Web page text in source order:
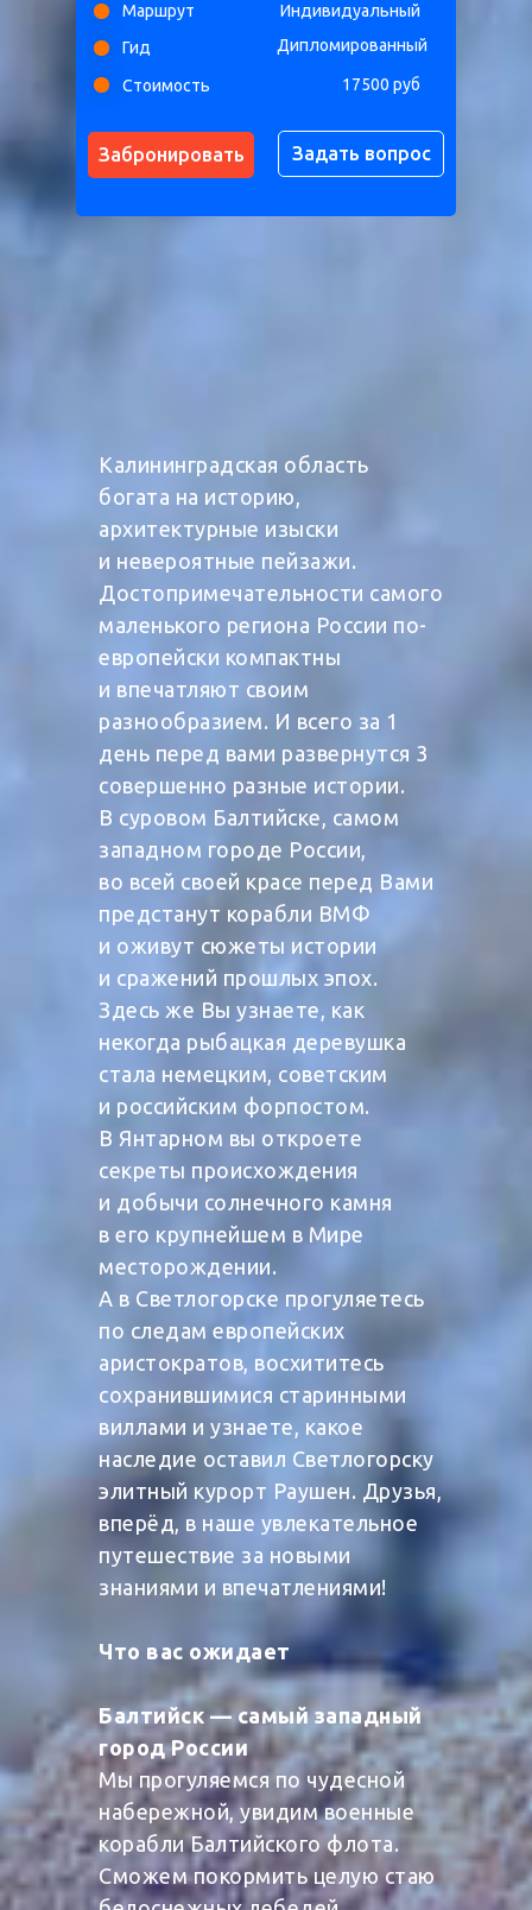
Калининградская область
богата на историю,
архитектурные изыски
и невероятные пейзажи.
Достопримечательности самого
маленького региона России по-
европейски компактны
и впечатляют своим
разнообразием. И всего за 1
день перед вами развернутся 3
совершенно разные истории.
В суровом Балтийске, самом
западном городе России,
во всей своей красе перед Вами
предстанут корабли ВМФ
и оживут сюжеты истории
и сражений прошлых эпох.
Здесь же Вы узнаете, как
некогда рыбацкая деревушка
стала немецким, советским
и российским форпостом.
В Янтарном вы откроете
секреты происхождения
и добычи солнечного камня
в его крупнейшем в Мире
месторождении.
А в Светлогорске прогуляетесь
по следам европейских
аристократов, восхититесь
сохранившимися старинными
виллами и узнаете, какое
наследие оставил Светлогорску
элитный курорт Раушен. Друзья,
вперёд, в наше увлекательное
путешествие за новыми
знаниями и впечатлениями!
Что вас ожидает
Балтийск — самый западный
город России
Мы прогуляемся по чудесной
набережной, увидим военные
корабли Балтийского флота.
Сможем покормить целую стаю
Маршрут
Индивидуальный
Стоимость
Гид Дипломированный
17500 руб
Забронировать Задать вопрос